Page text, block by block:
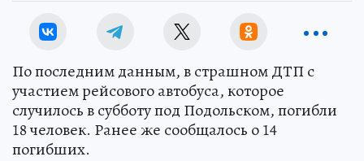
По последним данным, в страшном ДТП с
участием рейсового автобуса, которое
случилось в субботу под Подольском, погибли
18 человек. Ранее же сообщалось о 14
погибших.